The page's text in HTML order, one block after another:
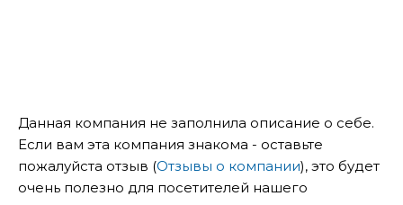
Данная компания не заполнила описание о себе.
Если вам эта компания знакома - оставьте
пожалуйста отзыв (Отзывы о компании), это будет
очень полезно для посетителей нашего